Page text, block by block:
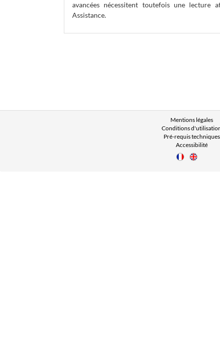
avancées nécessitent toutefois une lecture
Assistance.
Mentions légales
Conditions
Pré-requis techniques
Accessibilité